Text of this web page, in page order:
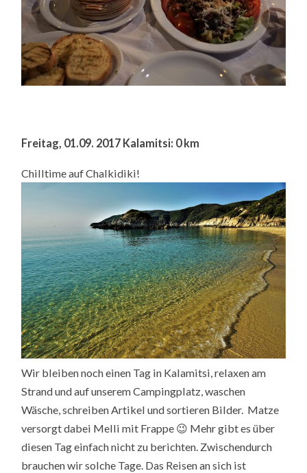
Freitag, 01.09. 2017 Kalamitsi: 0 km
Chilltime auf Chalkidiki!
Wir bleiben noch einen Tag in Kalamitsi, relaxen am
Strand und auf unserem Campingplatz, waschen
Wäsche, schreiben Artikel und sortieren Bilder. Matze
versorgt dabei Melli mit Frappe 😉 Mehr gibt es über
diesen Tag einfach nicht zu berichten. Zwischendurch
brauchen wir solche Tage. Das Reisen an sich ist